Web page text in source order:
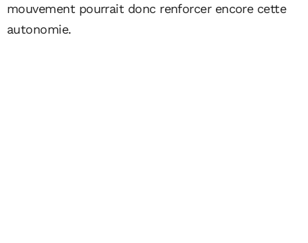
mouvement pourrait donc renforcer encore cette
autonomie.